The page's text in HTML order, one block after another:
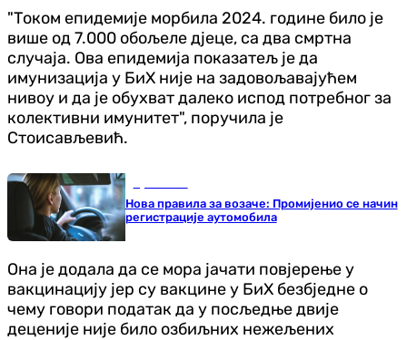
"Током епидемије морбила 2024. године било је
више од 7.000 обољеле дјеце, са два смртна
случаја. Ова епидемија показатељ је да
имунизација у БиХ није на задовољавајућем
нивоу и да је обухват далеко испод потребног за
колективни имунитет", поручила је
Стоисављевић.
Нова правила за возаче: Промијенио се начин
регистрације аутомобила
Она је додала да се мора јачати повјерење у
вакцинацију јер су вакцине у БиХ безбједне о
чему говори податак да у посљедње двије
деценије није било озбиљних нежељених